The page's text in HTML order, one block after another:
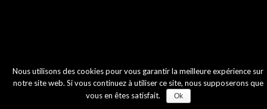
Nous utilisons des cookies pour vous garantir la meilleure expérience sur
notre site web. Si vous continuez à utiliser ce site, nous supposerons que
vous en êtes satisfait.
Ok